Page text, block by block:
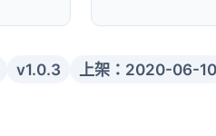
v1.0.3 上架：2020-06-10